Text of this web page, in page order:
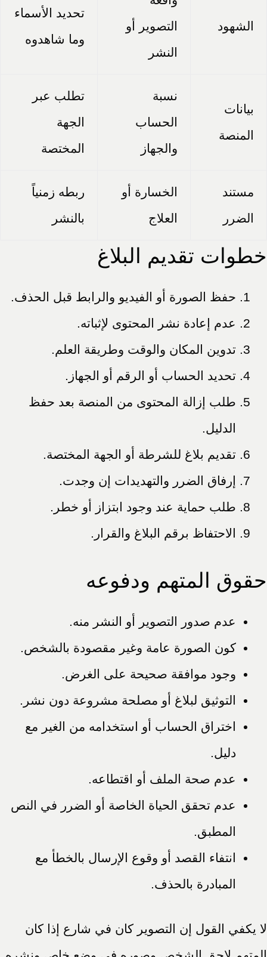
الشهود
التصوير أو
النشر
تحديد الأسماء
وما شاهدوه
بيانات
المنصة
نسبة
الحساب
والجهاز
تطلب عبر
الجهة
المختصة
مستند
الضرر
الخسارة أو
العلاج
ربطه زمنياً
بالنشر
خطوات تقديم البلاغ
حفظ الصورة أو الفيديو والرابط قبل الحذف.
عدم إعادة نشر المحتوى لإثباته.
تدوين المكان والوقت وطريقة العلم.
تحديد الحساب أو الرقم أو الجهاز.
طلب إزالة المحتوى من المنصة بعد حفظ
الدليل.
تقديم بلاغ للشرطة أو الجهة المختصة.
إرفاق الضرر والتهديدات إن وجدت.
طلب حماية عند وجود ابتزاز أو خطر.
الاحتفاظ برقم البلاغ والقرار.
حقوق المتهم ودفوعه
عدم صدور التصوير أو النشر منه.
كون الصورة عامة وغير مقصودة بالشخص.
وجود موافقة صحيحة على الغرض.
التوثيق لبلاغ أو مصلحة مشروعة دون نشر.
اختراق الحساب أو استخدامه من الغير مع
دليل.
عدم صحة الملف أو اقتطاعه.
عدم تحقق الحياة الخاصة أو الضرر في النص
المطبق.
انتفاء القصد أو وقوع الإرسال بالخطأ مع
المبادرة بالحذف.
لا يكفي القول إن التصوير كان في شارع إذا كان